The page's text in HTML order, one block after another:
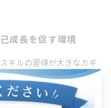
成長を促す環境
キルの習得が大きなカギ
長を促す環境を整えるこ
ースで学べる場を提供